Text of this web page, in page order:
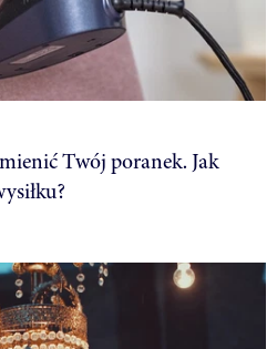
Twój poranek. Jak